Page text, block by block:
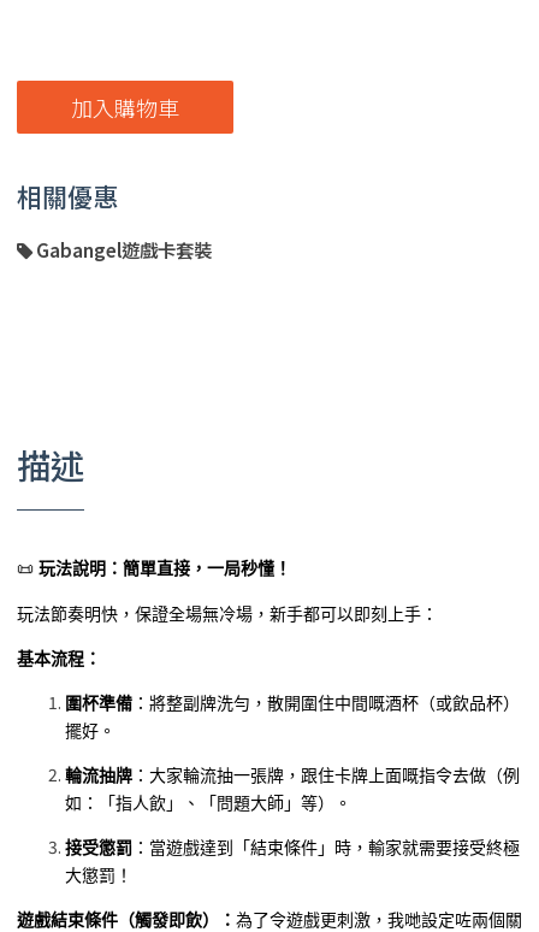
加入購物車
相關優惠
Gabangel遊戲卡套裝
描述
📜 玩法說明：簡單直接，一局秒懂！
玩法節奏明快，保證全場無冷場，新手都可以即刻上手：
基本流程：
圍杯準備 ：將整副牌洗勻，散開圍住中間嘅酒杯（或飲品杯）
擺好。
輪流抽牌 ：大家輪流抽一張牌，跟住卡牌上面嘅指令去做（例
如：「指人飲」、「問題大師」等）。
接受懲罰 ：當遊戲達到「結束條件」時，輸家就需要接受終極
大懲罰！
遊戲結束條件（觸發即飲）： 為了令遊戲更刺激，我哋設定咗兩個關